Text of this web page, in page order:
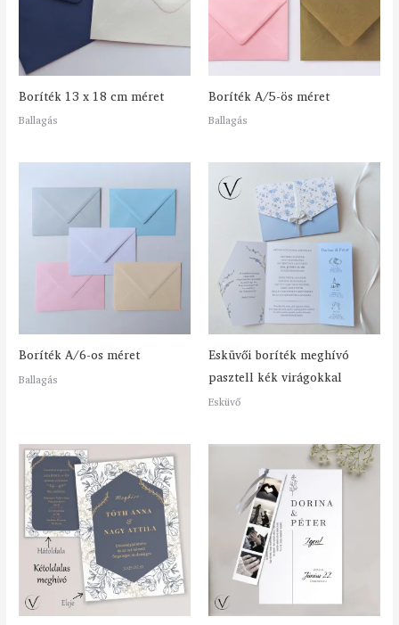
Boríték 13 x 18 cm méret
Ballagás
Boríték A/5-ös méret
Ballagás
Boríték A/6-os méret
Ballagás
Esküvői boríték meghívó
pasztell kék virágokkal
Esküvő